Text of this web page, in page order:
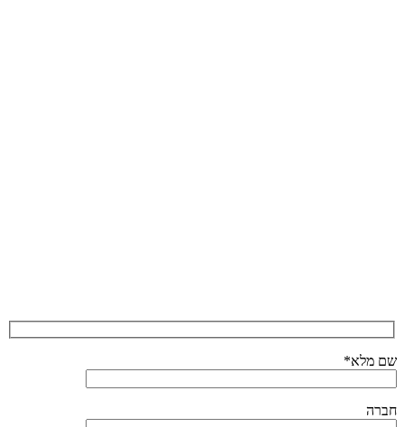
שם מלא*
חברה